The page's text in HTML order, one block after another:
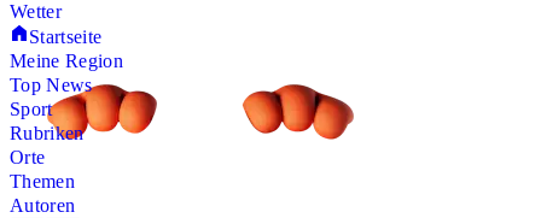
Wetter
Startseite
Meine Region
Top News
Sport
Rubriken
Orte
Themen
Autoren